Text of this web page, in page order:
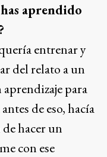
aprendido
entrenar y
del relato a un
para
de eso, hacía
hacer un
con ese